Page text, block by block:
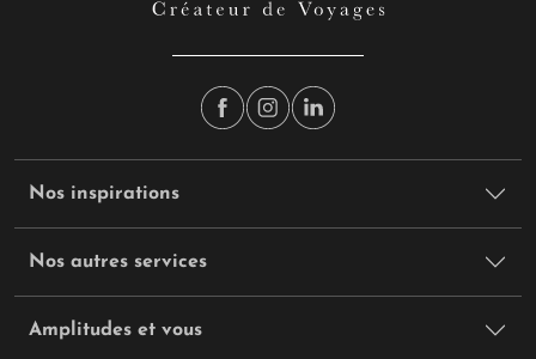
Nos inspirations
Nos autres services
Amplitudes et vous